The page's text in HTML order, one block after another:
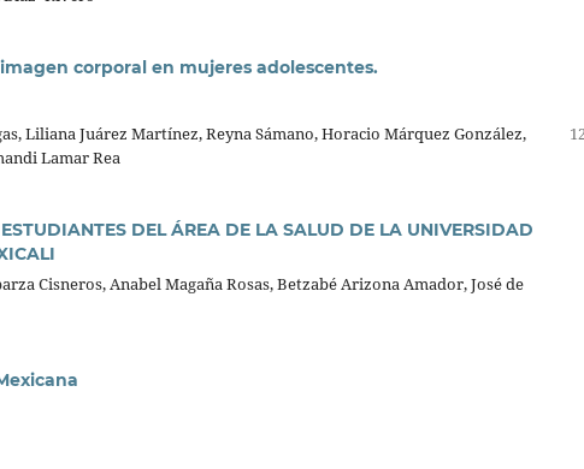
corporal en mujeres adolescentes.
Liliana Juárez Martínez, Reyna Sámano, Horacio Márquez González,
Lamar Rea
DEL ÁREA DE LA SALUD DE LA UNIVERSIDAD
Cisneros, Anabel Magaña Rosas, Betzabé Arizona Amador, José de